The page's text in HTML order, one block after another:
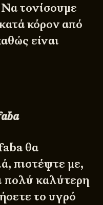
τονίσουμε
κόρον από
είναι
θα
πιστέψτε με,
πολύ καλύτερη
το υγρό